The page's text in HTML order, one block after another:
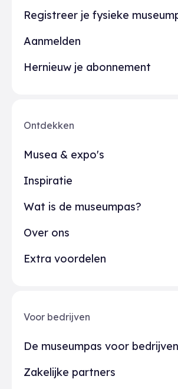
Ontdekken
Musea & expo's
Inspiratie
Wat is de museumpas?
Over ons
Extra voordelen
Voor bedrijven
De museumpas voor bedrijven
Zakelijke partners
Registreer je fysieke
Aanmelden
Hernieuw je abonnement